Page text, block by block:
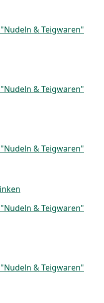
& Teigwaren"
& Teigwaren"
& Teigwaren"
& Teigwaren"
& Teigwaren"